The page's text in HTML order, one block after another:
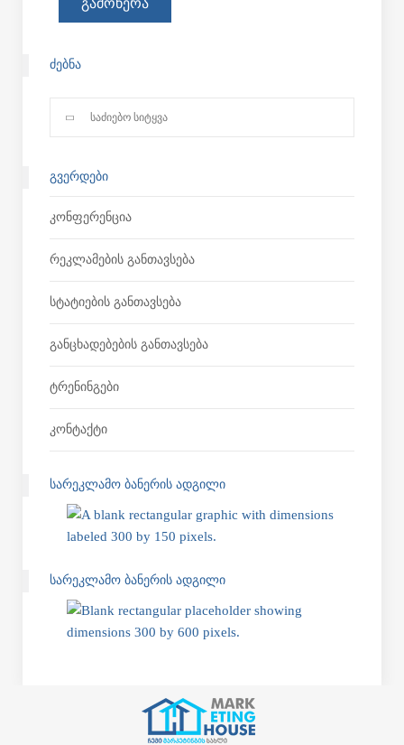
ᲫᲔᲑᲜᲐ
ᲒᲕᲔᲠᲓᲔᲑᲘ
Კონფერენცია
Რეკლამების Განთავსება
Სტატიების Განთავსება
Განცხადებების Განთავსება
Ტრენინგები
Კონტაქტი
ᲡᲐᲠᲔᲙᲚᲐᲛᲝ ᲑᲐᲜᲔᲠᲘᲡ ᲐᲓᲒᲘᲚᲘ
ᲡᲐᲠᲔᲙᲚᲐᲛᲝ ᲑᲐᲜᲔᲠᲘᲡ ᲐᲓᲒᲘᲚᲘ